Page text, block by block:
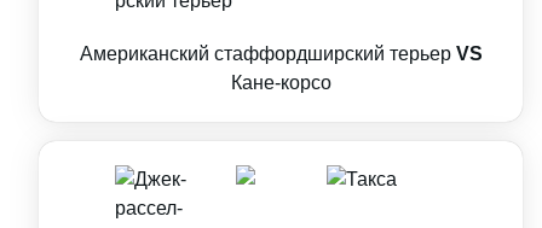
Американский стаффордширский терьер VS
Кане-корсо